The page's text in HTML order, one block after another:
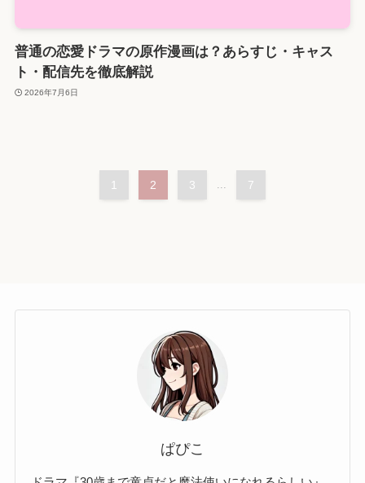
普通の恋愛ドラマの原作漫画は？あらすじ・キャス
ト・配信先を徹底解説
2026年7月6日
1 2 3 ... 7
ぱぴこ